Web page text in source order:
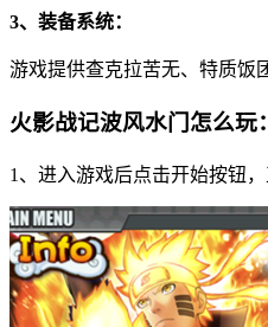
3、装备系统：
游戏提供查克拉苦无、特质饭
火影战记波风水门怎么玩：
1、进入游戏后点击开始按钮